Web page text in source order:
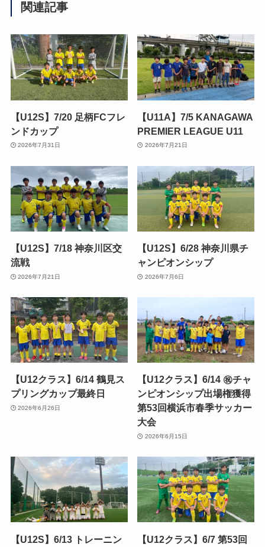
関連記事
【U12S】7/20 足柄FCフレ
ンドカップ
2026年7月31日
【U11A】7/5 KANAGAWA
PREMIER LEAGUE U11
2026年7月21日
【U12S】7/18 神奈川区交
流戦
2026年7月21日
【U12S】6/28 神奈川県チ
ャンピオンシップ
2026年7月6日
【U12クラス】6/14 鶴見ス
プリングカップ最終日
2026年6月26日
【U12クラス】6/14 ㊗️チャ
ンピオンシップ出場権獲得
第53回横浜市春季サッカー
大会
2026年6月15日
【U12S】6/13 トレーニン
【U12クラス】6/7 第53回